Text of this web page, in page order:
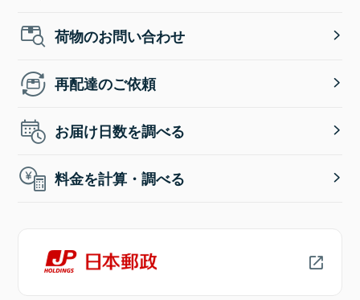
荷物のお問い合わせ
再配達のご依頼
お届け日数を調べる
料金を計算・調べる